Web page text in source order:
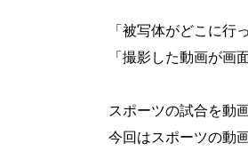
「被写体がどこに行
「撮影した動画が画
スポーツの試合を動
今回はスポーツの動